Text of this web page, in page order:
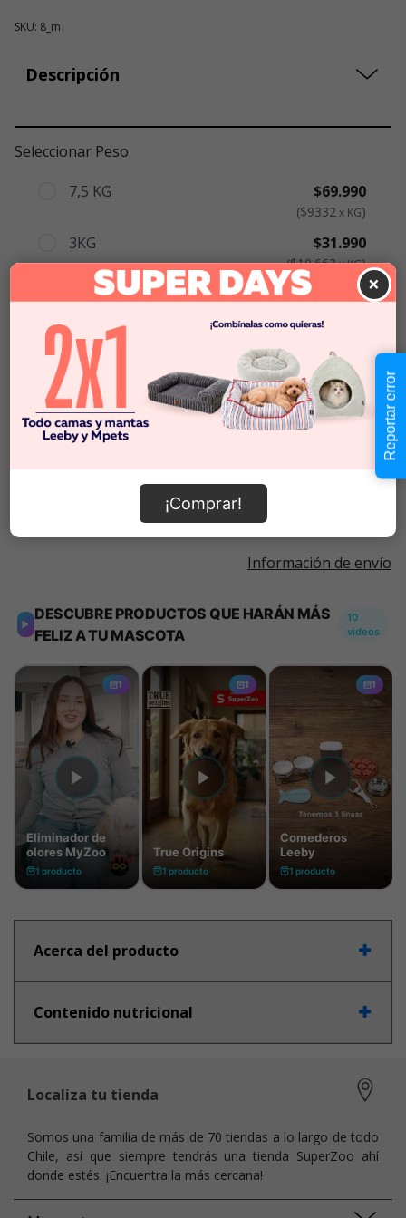
SKU: 8_m
Descripción
Seleccionar Peso
7,5 KG
$9332x KG
$69.990
3KG
$10.663x KG
$31.990
1 KG $12.990
Cantidad:
- +
$12.990- $69.990
Selecciona una opción para ver
disponibilidad
Añadir al carrito
Información de envío
Acerca del producto
Contenido nutricional
×
¡Comprar!
Localiza tu tienda
Somos una familia de más de 70 tiendas a lo largo de todo
Chile, así que siempre tendrás una tienda SuperZoo ahí
donde estés. ¡Encuentra la más cercana!
Reportar error